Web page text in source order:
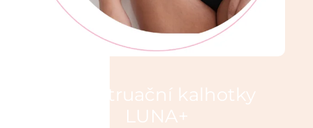
Menstruační kalhotky
LUNA+